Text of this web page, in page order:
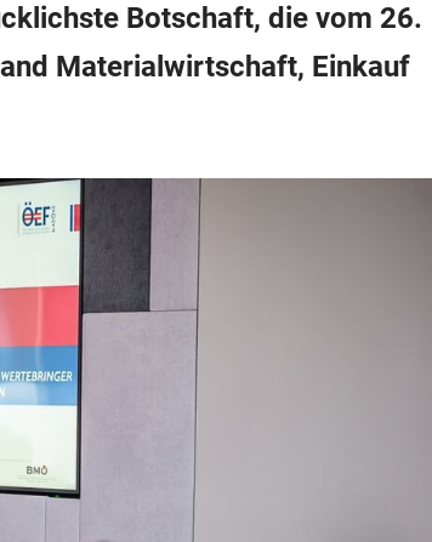
Botschaft, die vom 26.
Materialwirtschaft, Einkauf